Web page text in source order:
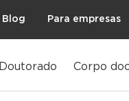
Blog Para empresas
Doutorado Corpo